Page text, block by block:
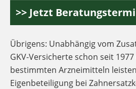
>> Jetzt
Übrigens: Unabhängig vom
GKV-Versicherte schon seit
bestimmten Arzneimitteln
Eigenbeteiligung bei